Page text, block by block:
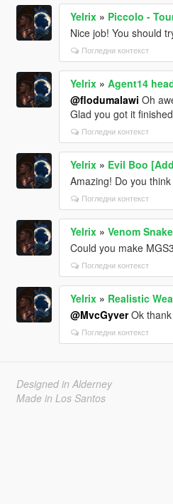
Yelrix» Piccolo -
Nice job! You should
Погледни контекст
Yelrix» Agent14
@flodumalawi Oh
Glad you got it
Погледни контекст
Yelrix» Evil Boo
Amazing! Do you
Погледни контекст
Yelrix» Venom
Could you make
Погледни контекст
Yelrix» Realistic
@MvcGyverOk thank
Погледни контекст
Designed in Alderney
Made in Los Santos